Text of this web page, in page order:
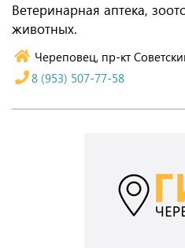
Ветеринарная аптека,
животных.
Череповец, пр-кт
8 (953) 507-77-58